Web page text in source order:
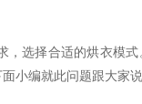
选择合适的烘衣模
小编就此问题跟大家说